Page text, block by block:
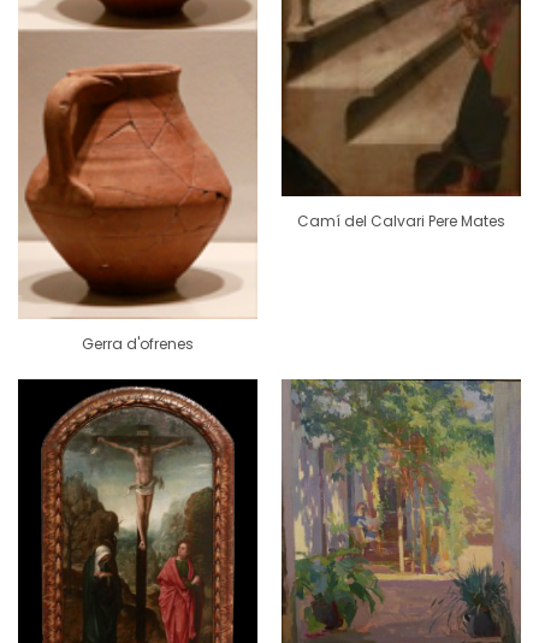
Gerra d'ofrenes
Camí del Calvari Pere Mates